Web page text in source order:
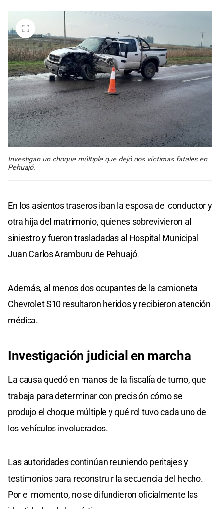
Investigan un choque múltiple que dejó dos víctimas fatales en
Pehuajó.
En los asientos traseros iban la esposa del conductor y
otra hija del matrimonio, quienes sobrevivieron al
siniestro y fueron trasladadas al Hospital Municipal
Juan Carlos Aramburu de Pehuajó.
Además, al menos dos ocupantes de la camioneta
Chevrolet S10 resultaron heridos y recibieron atención
médica.
Investigación judicial en marcha
La causa quedó en manos de la fiscalía de turno, que
trabaja para determinar con precisión cómo se
produjo el choque múltiple y qué rol tuvo cada uno de
los vehículos involucrados.
Las autoridades continúan reuniendo peritajes y
testimonios para reconstruir la secuencia del hecho.
Por el momento, no se difundieron oficialmente las